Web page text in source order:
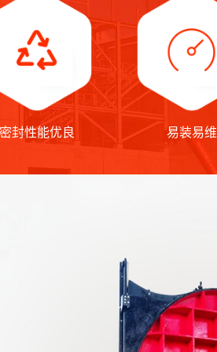
密封性能优良 易装易维